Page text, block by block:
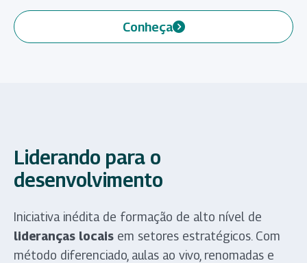
Conheça
(abre em nova aba)
Liderando para o
desenvolvimento
Iniciativa inédita de formação de alto nível de
lideranças locais em setores estratégicos. Com
método diferenciado, aulas ao vivo, renomadas e